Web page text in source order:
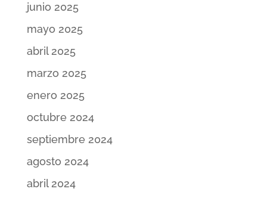
junio 2025
mayo 2025
abril 2025
marzo 2025
enero 2025
octubre 2024
septiembre 2024
agosto 2024
abril 2024